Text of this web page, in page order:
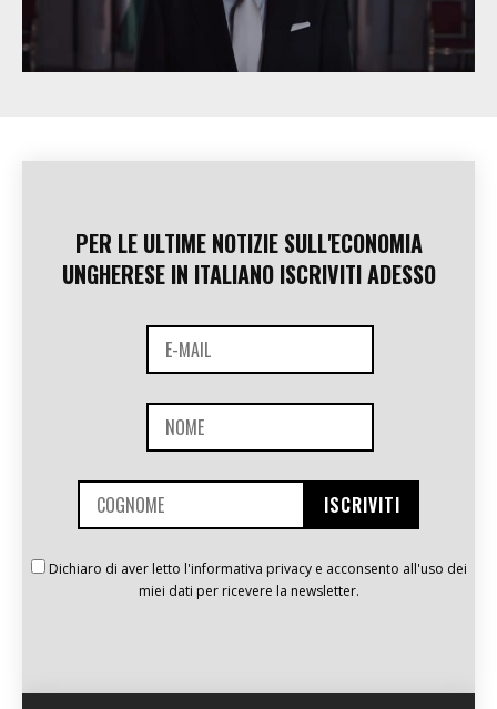
PER LE ULTIME NOTIZIE SULL'ECONOMIA
UNGHERESE IN ITALIANO ISCRIVITI ADESSO
Dichiaro di aver letto l'informativa privacy e acconsento all'uso dei
miei dati per ricevere la newsletter.